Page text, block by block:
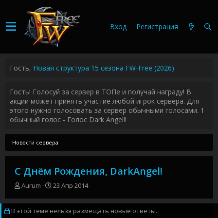
Вход Регистрация
Гость, Новая структура 15 сезона FW-Free (2026)
Гость! Голосуй за сервер в ТОПе и получай награду! В
акции может принять участие любой игрок сервера. Для
этого нужно голосовать за сервер обычными голосами. 1
обычный голос - Голос Dark Angel!!
Новости сервера
С Днём Рождения, DarkAngel!
А
т
о
Aurum
Д
т
а
23 Апр 2014
В этой теме нельзя размещать новые ответы.